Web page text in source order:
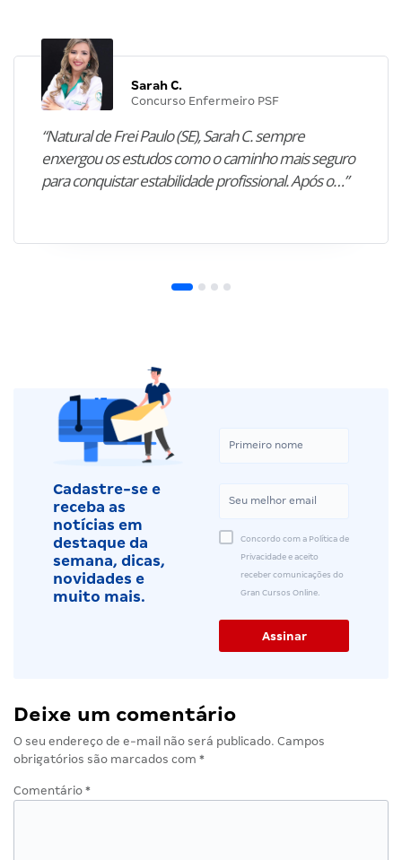
Sarah C.
Concurso Enfermeiro PSF
“Natural de Frei Paulo (SE), Sarah C. sempre
enxergou os estudos como o caminho mais seguro
para conquistar estabilidade profissional. Após o…”
Cadastre-se e
receba as
notícias em
destaque da
semana, dicas,
novidades e
muito mais.
Concordo com a Política de
Privacidade e aceito
receber comunicações do
Gran Cursos Online.
Deixe um comentário
O seu endereço de e-mail não será publicado. Campos
obrigatórios são marcados com *
Comentário *